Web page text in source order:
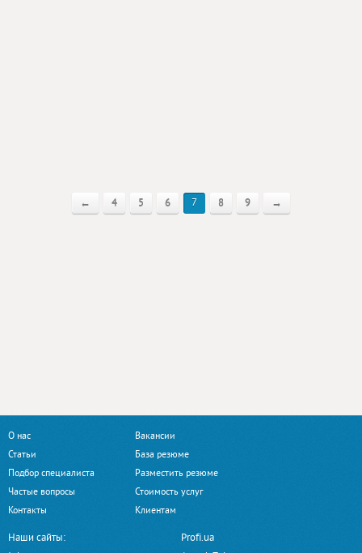
← 4 5 6 7 8 9 →
О нас
Статьи
Подбор специалиста
Частые вопросы
Контакты
Вакансии
База резюме
Разместить резюме
Стоимость услуг
Клиентам
Наши сайты:
Profi.ua